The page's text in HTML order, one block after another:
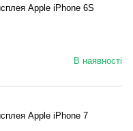
Apple iPhone 6S
В наявності
Apple iPhone 7